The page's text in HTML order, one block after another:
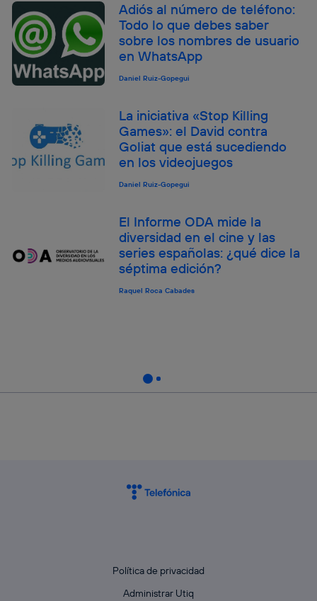
Adiós al número de teléfono:
Todo lo que debes saber
sobre los nombres de usuario
en WhatsApp
Daniel Ruiz-Gopegui
La iniciativa «Stop Killing
Games»: el David contra
Goliat que está sucediendo
en los videojuegos
Daniel Ruiz-Gopegui
El Informe ODA mide la
diversidad en el cine y las
series españolas: ¿qué dice la
séptima edición?
Raquel Roca Cabades
Política de privacidad
Administrar Utiq